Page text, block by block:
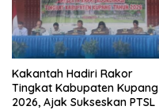
Kakantah Hadiri Rakor
Tingkat Kabupaten Kupang
2026, Ajak Sukseskan PTSL